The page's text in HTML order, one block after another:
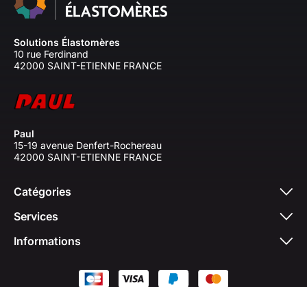
Solutions Élastomères
10 rue Ferdinand
42000 SAINT-ETIENNE FRANCE
Paul
15-19 avenue Denfert-Rochereau
42000 SAINT-ETIENNE FRANCE
Catégories
Services
Informations